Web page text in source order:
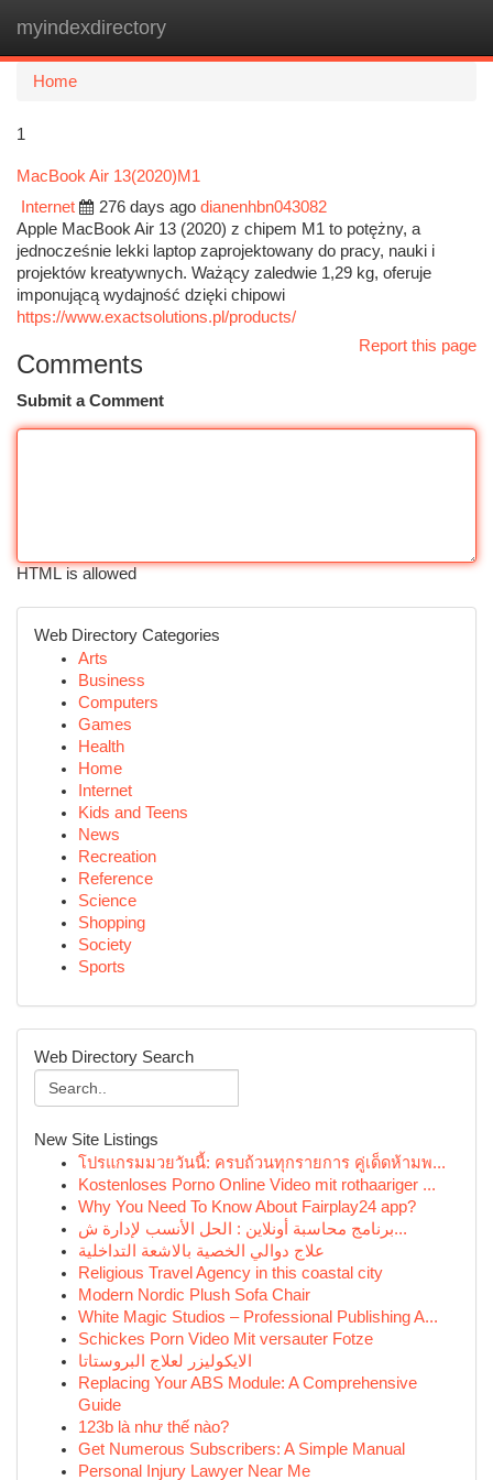
myindexdirectory
Home
1
MacBook Air 13(2020)M1
Internet
276 days ago dianenhbn043082
Apple MacBook Air 13 (2020) z chipem M1 to potężny, a
jednocześnie lekki laptop zaprojektowany do pracy, nauki i
projektów kreatywnych. Ważący zaledwie 1,29 kg, oferuje
imponującą wydajność dzięki chipowi
https://www.exactsolutions.pl/products/
Report this page
Comments
Submit a Comment
HTML is allowed
Web Directory Categories
Arts
Business
Computers
Games
Health
Home
Internet
Kids and Teens
News
Recreation
Reference
Science
Shopping
Society
Sports
Web Directory Search
New Site Listings
โปรแกรมมวยวันนี้: ครบถ้วนทุกรายการ คู่เด็ดห้ามพ...
Kostenloses Porno Online Video mit rothaariger ...
Why You Need To Know About Fairplay24 app?
برنامج محاسبة أونلاين : الحل الأنسب لإدارة ش...
علاج دوالي الخصية بالاشعة التداخلية
Religious Travel Agency in this coastal city
Modern Nordic Plush Sofa Chair
White Magic Studios – Professional Publishing A...
Schickes Porn Video Mit versauter Fotze
الايكوليزر لعلاج البروستاتا
Replacing Your ABS Module: A Comprehensive
Guide
123b là như thế nào?
Get Numerous Subscribers: A Simple Manual
Personal Injury Lawyer Near Me